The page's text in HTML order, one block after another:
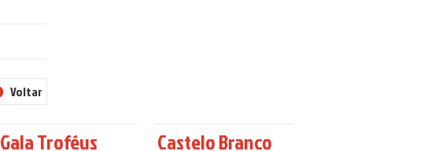
Voltar
Gala Troféus Castelo Branco